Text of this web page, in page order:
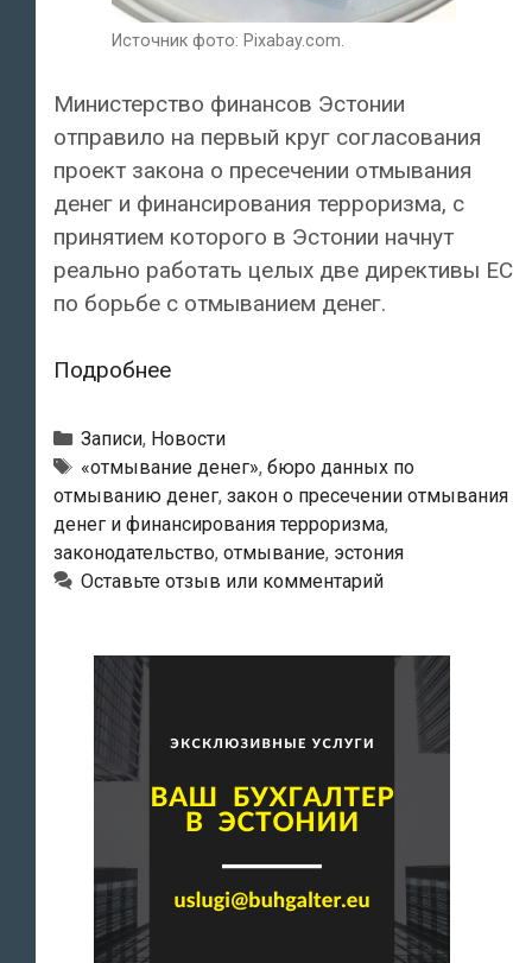
Источник фото: Pixabay.com.
Министерство финансов Эстонии
отправило на первый круг согласования
проект закона о пресечении отмывания
денег и финансирования терроризма, с
принятием которого в Эстонии начнут
реально работать целых две директивы ЕС
по борьбе с отмыванием денег.
ПодробнееЭстония
принять
новый
закон
о
борьбе
Рубрики
Записи, Новости
Метки
«отмывание денег», бюро данных по
отмыванию денег, закон о пресечении отмывания
денег и финансирования терроризма,
законодательство, отмывание, эстония
Оставьте отзыв или комментарий